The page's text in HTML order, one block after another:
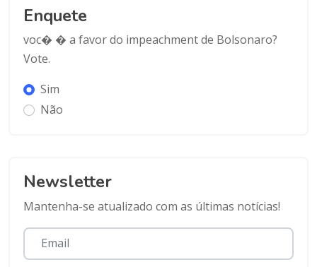
Enquete
voc� � a favor do impeachment de Bolsonaro?
Vote.
Sim
Não
Newsletter
Mantenha-se atualizado com as últimas notícias!